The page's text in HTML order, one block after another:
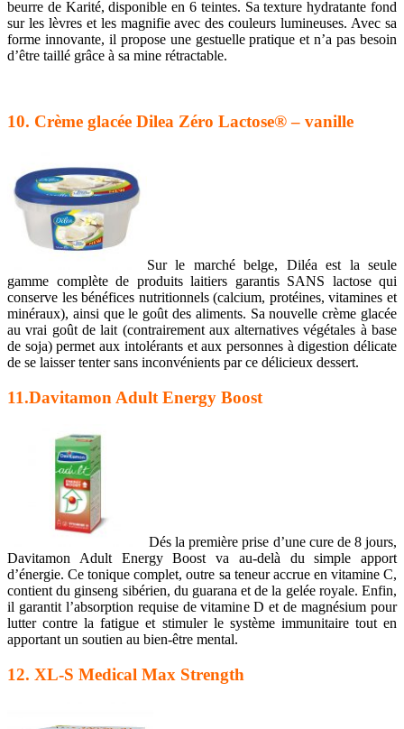
beurre de Karité, disponible en 6 teintes. Sa texture hydratante fond
sur les lèvres et les magnifie avec des couleurs lumineuses. Avec sa
forme innovante, il propose une gestuelle pratique et n’a pas besoin
d’être taillé grâce à sa mine rétractable.
10. Crème glacée Dilea Zéro Lactose® – vanille
Sur le marché belge, Diléa est la seule
gamme complète de produits laitiers garantis SANS lactose qui
conserve les bénéfices nutritionnels (calcium, protéines, vitamines et
minéraux), ainsi que le goût des aliments. Sa nouvelle crème glacée
au vrai goût de lait (contrairement aux alternatives végétales à base
de soja) permet aux intolérants et aux personnes à digestion délicate
de se laisser tenter sans inconvénients par ce délicieux dessert.
11.Davitamon Adult Energy Boost
Dés la première prise d’une cure de 8 jours,
Davitamon Adult Energy Boost va au-delà du simple apport
d’énergie. Ce tonique complet, outre sa teneur accrue en vitamine C,
contient du ginseng sibérien, du guarana et de la gelée royale. Enfin,
il garantit l’absorption requise de vitamine D et de magnésium pour
lutter contre la fatigue et stimuler le système immunitaire tout en
apportant un soutien au bien-être mental.
12. XL-S Medical Max Strength